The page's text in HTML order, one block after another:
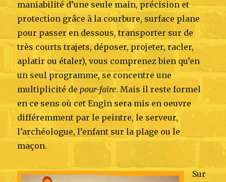
maniabilité d’une seule main, précision et
protection grâce à la courbure, surface plane
pour passer en dessous, transporter sur de
très courts trajets, déposer, projeter, racler,
aplatir ou étaler), vous comprenez bien qu’en
un seul programme, se concentre une
multiplicité de pour-faire. Mais il reste formel
en ce sens où cet Engin sera mis en oeuvre
différemment par le peintre, le serveur,
l’archéologue, l’enfant sur la plage ou le
maçon.
Sur